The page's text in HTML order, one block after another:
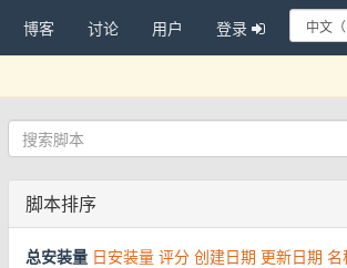
博客 讨论 用户 登录
脚本排序
总安装量 日安装量 评分 创建日期 更新日期 名